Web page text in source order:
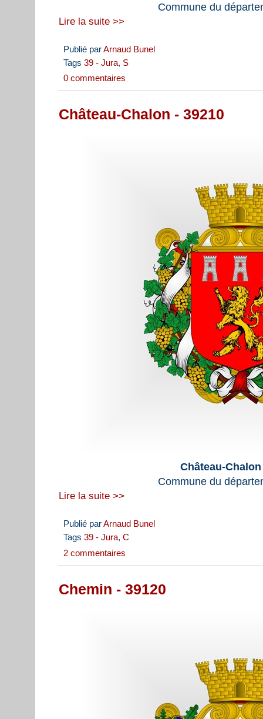
Commune du
Lire la suite >>
Publié parArnaud Bunel
Tags 39 - Jura, S
0 commentaires
Château-Chalon - 39210
Château-Chalon
Commune du
Lire la suite >>
Publié parArnaud Bunel
Tags 39 - Jura, C
2 commentaires
Chemin - 39120